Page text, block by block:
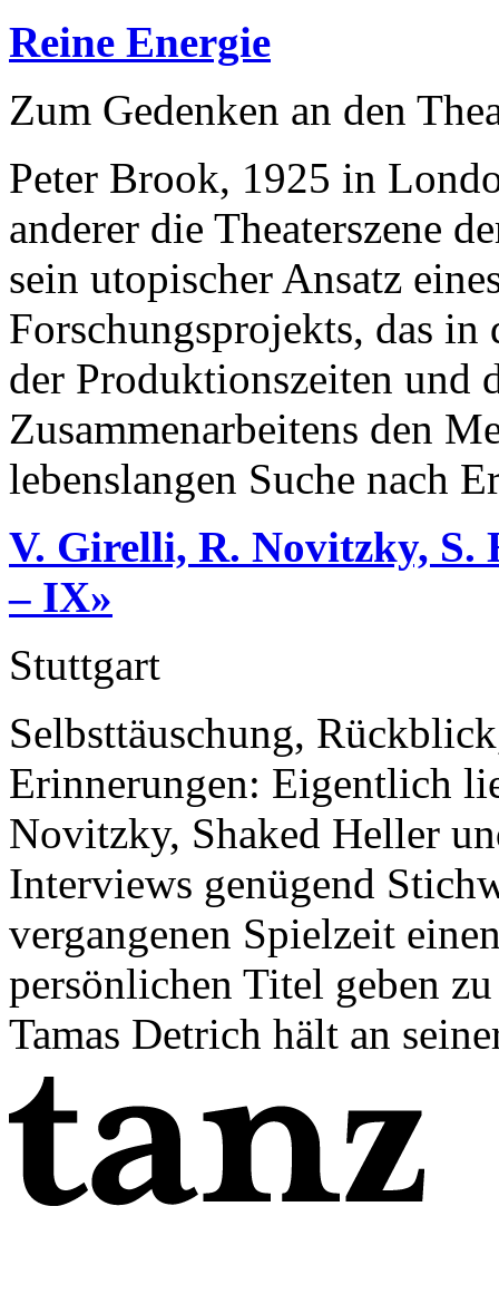
Reine Energie
Zum Gedenken an den
Peter Brook, 1925 in
anderer die Theaterszene
sein utopischer Ansatz
Forschungsprojekts, das
der Produktionszeiten und
Zusammenarbeitens den
lebenslangen Suche nach
V. Girelli, R. Novitzky, S.
– IX»
Stuttgart
Selbsttäuschung,
Erinnerungen: Eigentlich
Novitzky, Shaked Heller
Interviews genügend
vergangenen Spielzeit
persönlichen Titel geben
Tamas Detrich hält an